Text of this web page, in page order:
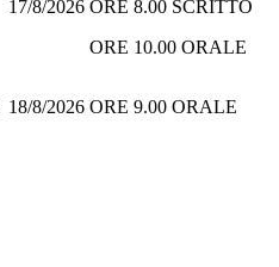
17/8/2026 ORE 8.00 SCRITTO
ORE 10.00 ORALE
18/8/2026 ORE 9.00 ORALE